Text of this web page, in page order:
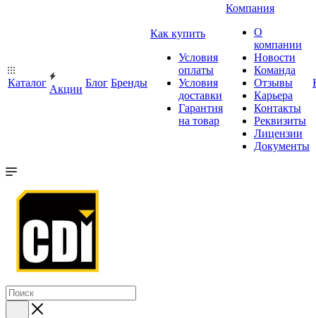
Каталог
Акции
Блог Бренды
Как купить
Условия
оплаты
Условия
доставки
Гарантия
на товар
Компания
О
компании
Новости
Команда
Отзывы
Карьера
Контакты
Реквизиты
Лицензии
Документы